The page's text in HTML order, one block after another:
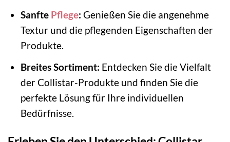
Sanfte Pflege: Genießen Sie die angenehme
Textur und die pflegenden Eigenschaften der
Produkte.
Breites Sortiment: Entdecken Sie die Vielfalt
der Collistar-Produkte und finden Sie die
perfekte Lösung für Ihre individuellen
Bedürfnisse.